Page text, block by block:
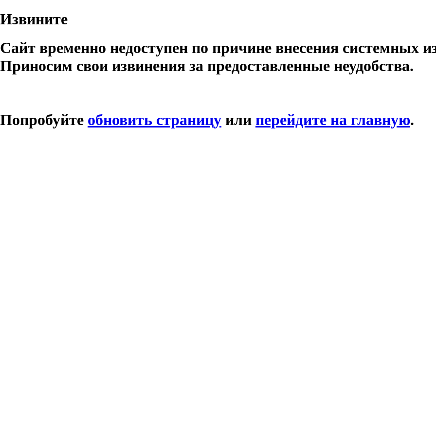
Извините
Сайт временно недоступен по причине внесения системных
Приносим свои извинения за предоставленные неудобства.
Попробуйте обновить страницу или перейдите на главную.